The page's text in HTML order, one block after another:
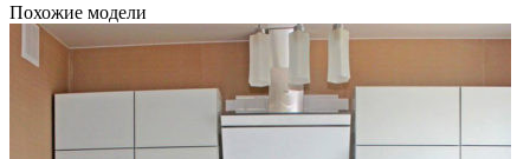
Похожие модели